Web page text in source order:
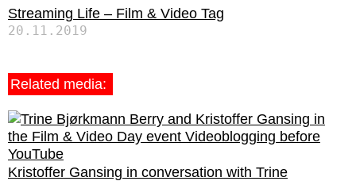
Streaming Life – Film & Video Tag
20.11.2019
Related media:
Kristoffer Gansing in conversation with Trine